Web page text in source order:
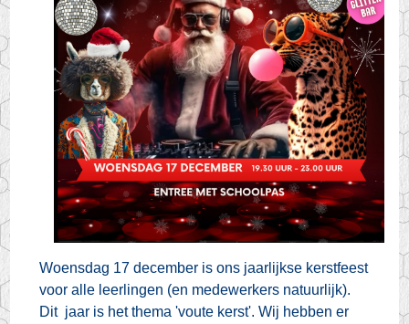
Woensdag 17 december is ons jaarlijkse kerstfeest
voor alle leerlingen (en medewerkers natuurlijk).
Dit jaar is het thema 'voute kerst'. Wij hebben er